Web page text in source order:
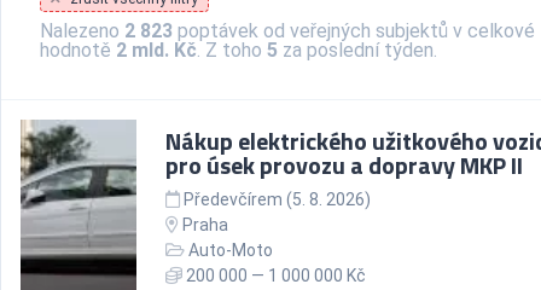
Nalezeno 2 823 poptávek od veřejných subjektů v celkové
hodnotě 2 mld. Kč. Z toho 5 za poslední týden.
Nákup elektrického užitkového
pro úsek provozu a dopravy MKP II
Předevčírem (5. 8. 2026)
Praha
Auto-Moto
200 000 — 1 000 000 Kč